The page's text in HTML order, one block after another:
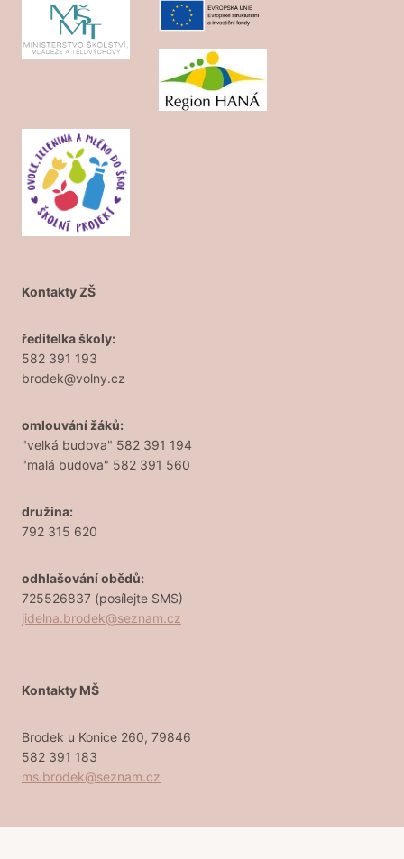
Kontakty ZŠ
ředitelka školy:
582 391 193
brodek@volny.cz
omlouvání žáků:
"velká budova" 582 391 194
"malá budova" 582 391 560
družina:
792 315 620
odhlašování obědů:
725526837 (posílejte SMS)
jidelna.brodek@seznam.cz
Kontakty MŠ
Brodek u Konice 260, 79846
582 391 183
ms.brodek@seznam.cz